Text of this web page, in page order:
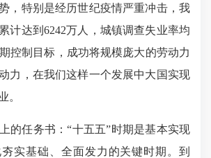
，特别是经历世纪疫情严重冲击，我
计达到6242万人，城镇调查失业率均
控制目标，成功将规模庞大的劳动力
力，在我们这样一个发展中大国实现
。
的任务书：“十五五”时期是基本实现
实基础、全面发力的关键时期。到